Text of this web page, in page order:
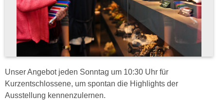
Unser Angebot jeden Sonntag um 10:30 Uhr für
Kurzentschlossene, um spontan die Highlights der
Ausstellung kennenzulernen.